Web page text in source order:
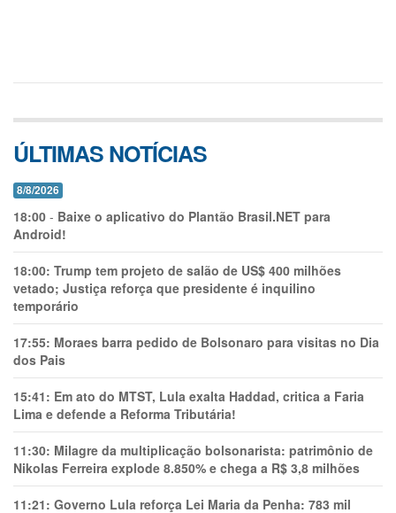
ÚLTIMAS NOTÍCIAS
8/8/2026
18:00 - Baixe o aplicativo do Plantão Brasil.NET para
Android!
18:00: Trump tem projeto de salão de US$ 400 milhões
vetado; Justiça reforça que presidente é inquilino
temporário
17:55: Moraes barra pedido de Bolsonaro para visitas no Dia
dos Pais
15:41: Em ato do MTST, Lula exalta Haddad, critica a Faria
Lima e defende a Reforma Tributária!
11:30: Milagre da multiplicação bolsonarista: patrimônio de
Nikolas Ferreira explode 8.850% e chega a R$ 3,8 milhões
11:21: Governo Lula reforça Lei Maria da Penha: 783 mil